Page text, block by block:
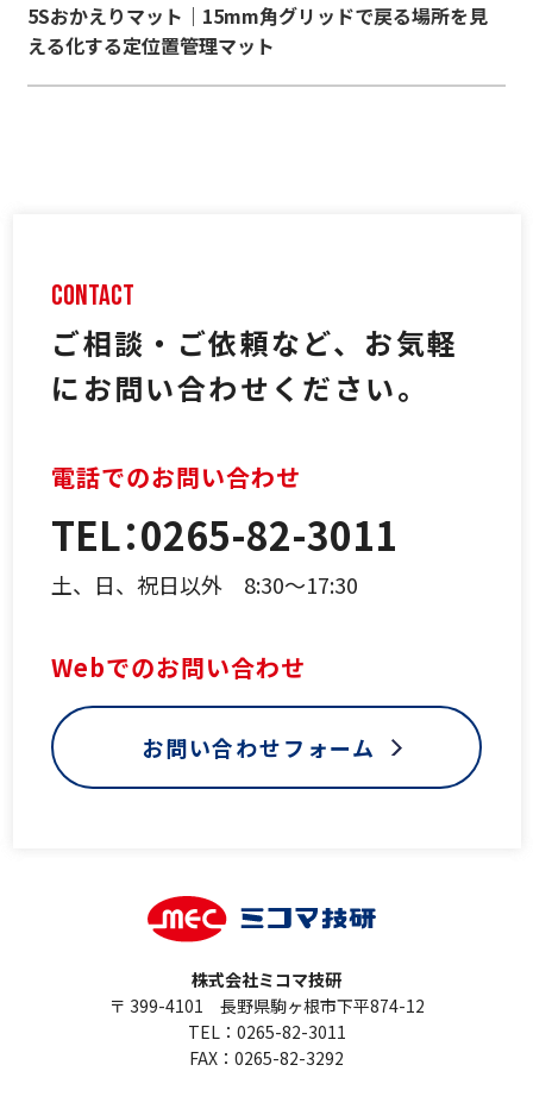
5Sおかえりマット｜15mm角グリッドで戻る場所を見
える化する定位置管理マット
ご相談・ご依頼など、 お気軽
にお問い合わせください。
電話でのお問い合わせ
TEL：0265-82-3011
土、日、祝日以外 8:30～17:30
Webでのお問い合わせ
お問い合わせフォーム
株式会社ミコマ技研
〒 399-4101 長野県駒ヶ根市下平874-12
TEL：0265-82-3011
FAX：0265-82-3292